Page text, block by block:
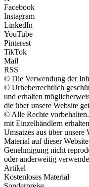
Facebook
Instagram
LinkedIn
YouTube
Pinterest
TikTok
Mail
RSS
© Die Verwendung der
© Urheberrechtlich
und erhalten
die über unsere Website
© Alle Rechte
mit Einzelhändlern
Umsatzes aus über
Material auf dieser
Genehmigung nicht
oder anderweitig
Artikel
Kostenloses Material